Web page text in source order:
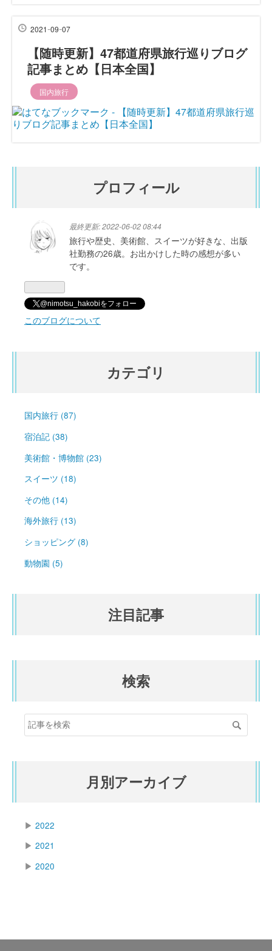
2021-09-07
【随時更新】47都道府県旅行巡りブログ
記事まとめ【日本全国】
国内旅行
プロフィール
最終更新:2022-06-02 08:44
旅行や歴史、美術館、スイーツが好きな、出版
社勤務の26歳。お出かけした時の感想が多い
です。
@nimotsu_hakobiをフォロー
このブログについて
カテゴリ
国内旅行 (87)
宿泊記 (38)
美術館・博物館 (23)
スイーツ (18)
その他 (14)
海外旅行 (13)
ショッピング (8)
動物園 (5)
注目記事
検索
月別アーカイブ
▶ 2022
▶ 2021
▶ 2020